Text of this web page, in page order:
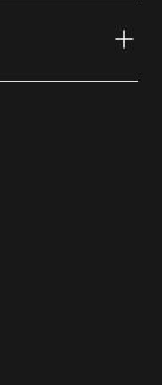
link) link)
(external